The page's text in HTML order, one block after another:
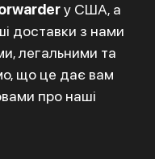
у США, а
доставки з нами
легальними та
що це дає вам
про наші